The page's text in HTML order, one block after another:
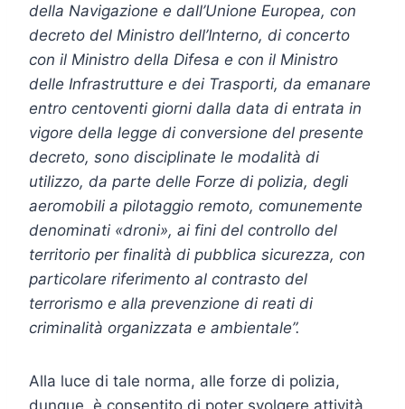
della Navigazione e dall’Unione Europea, con
decreto del Ministro dell’Interno, di concerto
con il Ministro della Difesa e con il Ministro
delle Infrastrutture e dei Trasporti, da emanare
entro centoventi giorni dalla data di entrata in
vigore della legge di conversione del presente
decreto, sono disciplinate le modalità di
utilizzo, da parte delle Forze di polizia, degli
aeromobili a pilotaggio remoto, comunemente
denominati «droni», ai fini del controllo del
territorio per finalità di pubblica sicurezza, con
particolare riferimento al contrasto del
terrorismo e alla prevenzione di reati di
criminalità organizzata e ambientale”.
Alla luce di tale norma, alle forze di polizia,